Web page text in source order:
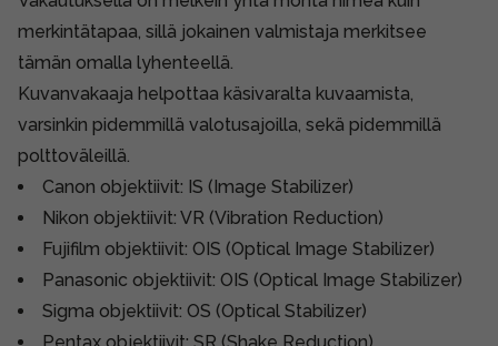
merkintätapaa, sillä jokainen valmistaja merkitsee
tämän omalla lyhenteellä.
Kuvanvakaaja helpottaa käsivaralta kuvaamista,
varsinkin pidemmillä valotusajoilla, sekä pidemmillä
polttoväleillä.
Canon objektiivit: IS (Image Stabilizer)
Nikon objektiivit: VR (Vibration Reduction)
Fujifilm objektiivit: OIS (Optical Image Stabilizer)
Panasonic objektiivit: OIS (Optical Image Stabilizer)
Sigma objektiivit: OS (Optical Stabilizer)